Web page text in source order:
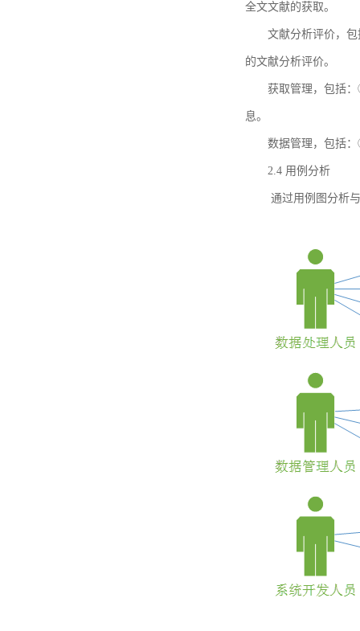
全文文献的获取。
文献分析评价，
的文献分析评价。
获取管理，包括
息。
数据管理，包括
2.4 用例分析
通过用例图分析